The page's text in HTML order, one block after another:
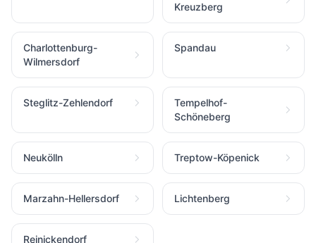
Kreuzberg
Charlottenburg-
Wilmersdorf
Spandau
Steglitz-Zehlendorf
Tempelhof-
Schöneberg
Neukölln Treptow-Köpenick
Marzahn-Hellersdorf Lichtenberg
Reinickendorf